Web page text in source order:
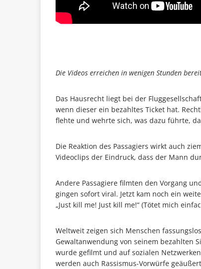
Die Videos erreichen in wenigen Stunden
Das Hausrecht liegt bei der
wenn dieser ein bezahltes Ticket hat.
flehte und wehrte sich, was dazu führte,
Die Reaktion des Passagiers wirkt auch
Videoclips der Eindruck, dass der Mann
Andere Passagiere filmten den Vorgang
gingen sofort viral. Jetzt kam noch ein
„Just kill me! Just kill me!“ (Tötet mich
Weltweit zeigen sich Menschen
Gewaltanwendung von seinem bezahlten
wurde gefilmt und auf sozialen
werden auch Rassismus-Vorwürfe